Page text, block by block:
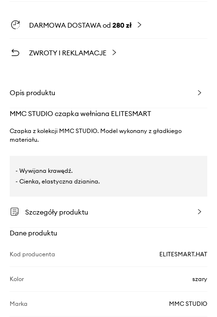
DARMOWA DOSTAWA od 280 zł
ZWROTY I REKLAMACJE
Opis produktu
MMC STUDIO czapka wełniana ELITESMART
Czapka z kolekcji MMC STUDIO. Model wykonany z gładkiego
materiału.
- Wywijana krawędź.
- Cienka, elastyczna dzianina.
Szczegóły produktu
Dane produktu
Kod producenta ELITESMART.HAT
Kolor szary
Marka MMC STUDIO